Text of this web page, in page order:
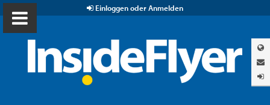
Einloggen oder Anmelden